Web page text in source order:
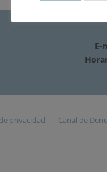
E-
privacidad Canal de